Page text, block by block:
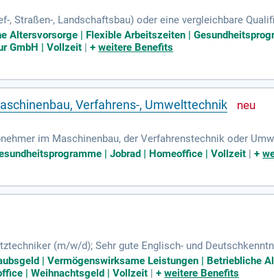
Straßen-, Landschaftsbau) oder eine vergleichbare
Altersvorsorge | Flexible Arbeitszeiten |
GmbH | Vollzeit |+weitere Benefits
Verfahrens-, Umwelttechnik
im Maschinenbau, der Verfahrenstechnik oder
darunter Deutschland und Europa, bietet Bellmer
fördert multikulturelle Zusammenarbeit
und profitieren Sie von einem dynamischen
| Jobrad | Homeoffice | Vollzeit |+
(m/w/d); Sehr gute Englisch- und
im In- und Ausland erforderlich.
| Vermögenswirksame Leistungen | Betriebliche
| Weihnachtsgeld | Vollzeit |+weitere Benefits